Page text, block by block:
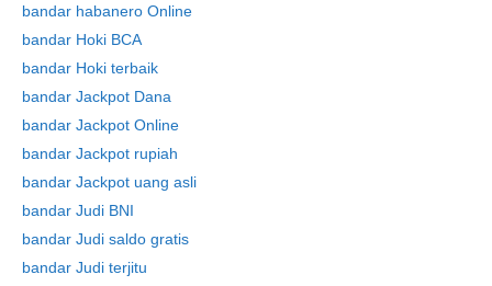
bandar habanero Online
bandar Hoki BCA
bandar Hoki terbaik
bandar Jackpot Dana
bandar Jackpot Online
bandar Jackpot rupiah
bandar Jackpot uang asli
bandar Judi BNI
bandar Judi saldo gratis
bandar Judi terjitu